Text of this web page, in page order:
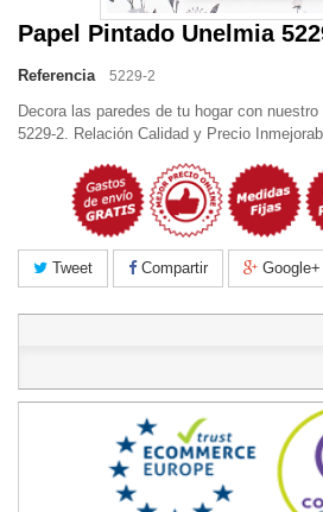
Papel Pintado Unelmia
Referencia 5229-2
Decora las paredes de tu hogar con
5229-2. Relación Calidad y Precio
Tweet Compartir Google+